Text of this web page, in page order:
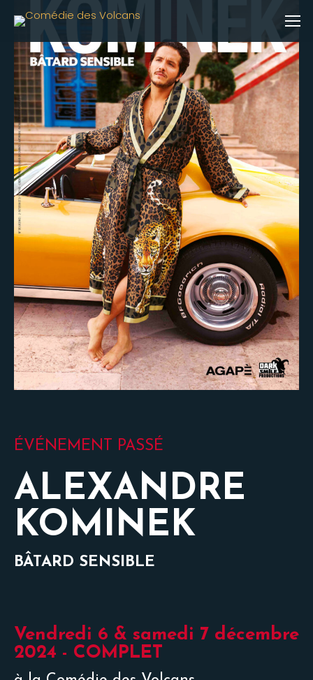
ÉVÉNEMENT PASSÉ
ALEXANDRE
KOMINEK
BÂTARD SENSIBLE
Vendredi 6 & samedi 7 décembre
2024 - COMPLET